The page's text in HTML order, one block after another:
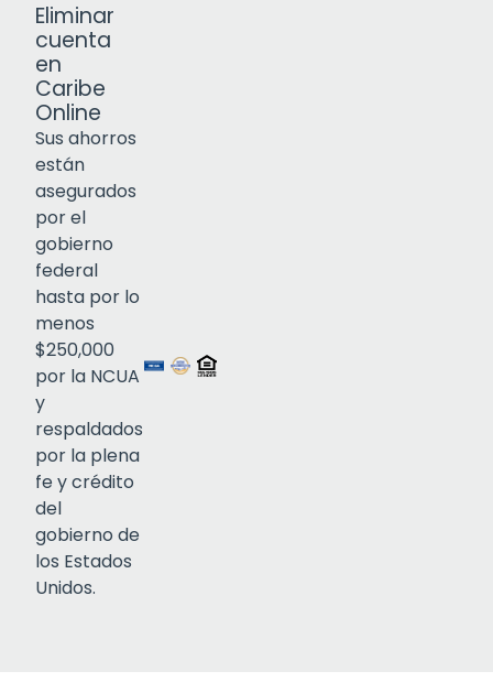
Eliminar
cuenta
en
Caribe
Online
Sus ahorros
están
asegurados
por el
gobierno
federal
hasta por lo
menos
$250,000
por la NCUA
y
respaldados
por la plena
fe y crédito
del
gobierno de
los Estados
Unidos.